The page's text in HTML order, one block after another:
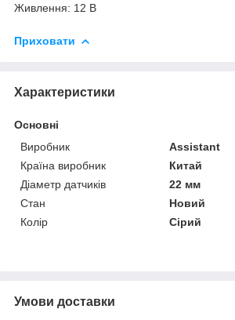
Живлення: 12 В
Приховати
Характеристики
Основні
Виробник
Assistant
Країна виробник
Китай
Діаметр датчиків
22 мм
Стан
Новий
Колір
Сірий
Умови доставки